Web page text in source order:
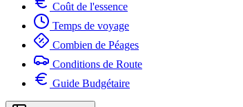
Coût de l'essence
Temps de voyage
Combien de Péages
Conditions de Route
Guide Budgétaire